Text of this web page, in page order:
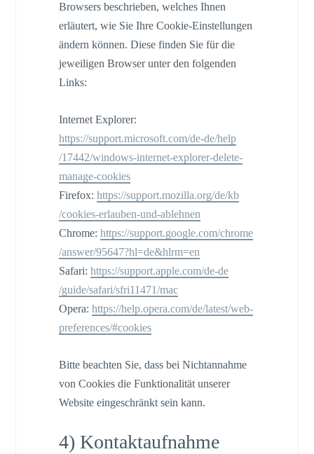
Browsers beschrieben, welches Ihnen
erläutert, wie Sie Ihre Cookie-Einstellungen
ändern können. Diese finden Sie für die
jeweiligen Browser unter den folgenden
Links:
Internet Explorer:
https://support.microsoft.com/de-de/help
/17442/windows-internet-explorer-delete-
manage-cookies
Firefox: https://support.mozilla.org/de/kb
/cookies-erlauben-und-ablehnen
Chrome: https://support.google.com/chrome
/answer/95647?hl=de&hlrm=en
Safari: https://support.apple.com/de-de
/guide/safari/sfri11471/mac
Opera: https://help.opera.com/de/latest/web-
preferences/#cookies
Bitte beachten Sie, dass bei Nichtannahme
von Cookies die Funktionalität unserer
Website eingeschränkt sein kann.
4) Kontaktaufnahme